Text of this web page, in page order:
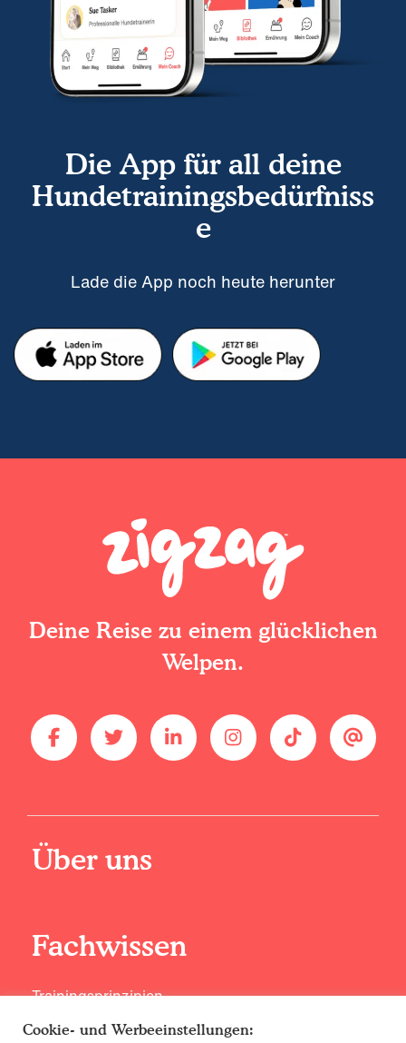
Die App für all deine
Hundetrainingsbedürfniss
e
Lade die App noch heute herunter
Deine Reise zu einem glücklichen
Welpen.
Über uns
Fachwissen
Trainingsprinzipien
Lerne unsere Experten kennen
Cookie- und Werbeeinstellungen: